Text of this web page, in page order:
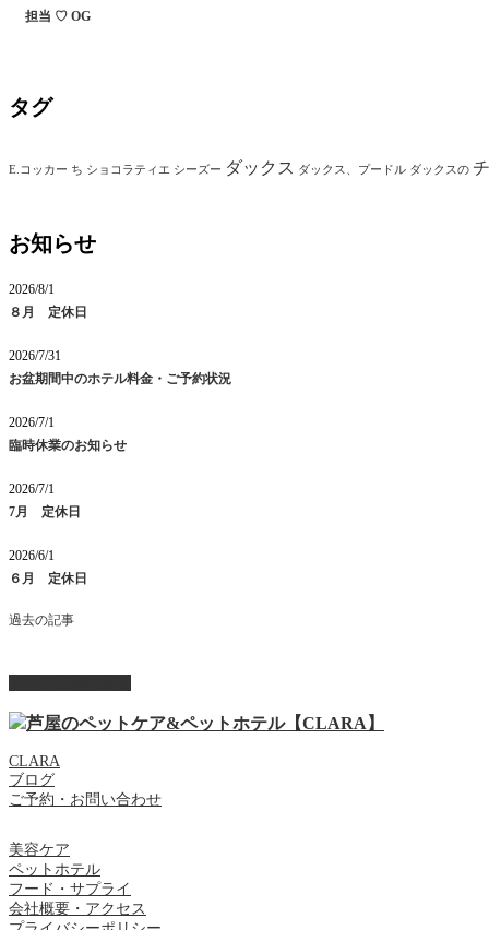
担当 ♡ OG
タグ
E.コッカー ち ショコラティエ シーズー ダックス ダックス、プードル ダックスの
お知らせ
2026/8/1
８月 定休日
2026/7/31
お盆期間中のホテル料金・ご予約状況
2026/7/1
臨時休業のお知らせ
2026/7/1
7月 定休日
2026/6/1
６月 定休日
過去の記事
CLARA
ブログ
ご予約・お問い合わせ
美容ケア
ペットホテル
フード・サプライ
会社概要・アクセス